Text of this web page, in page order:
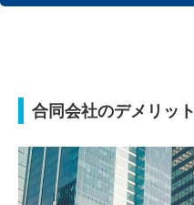
合同会社のデメリット